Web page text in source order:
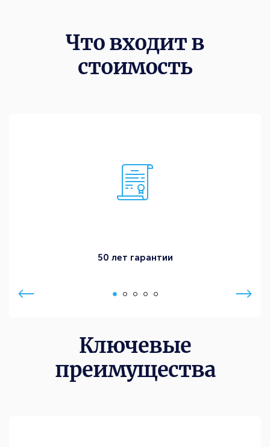
Что входит в
стоимость
50 лет гарантии
Ключевые
преимущества